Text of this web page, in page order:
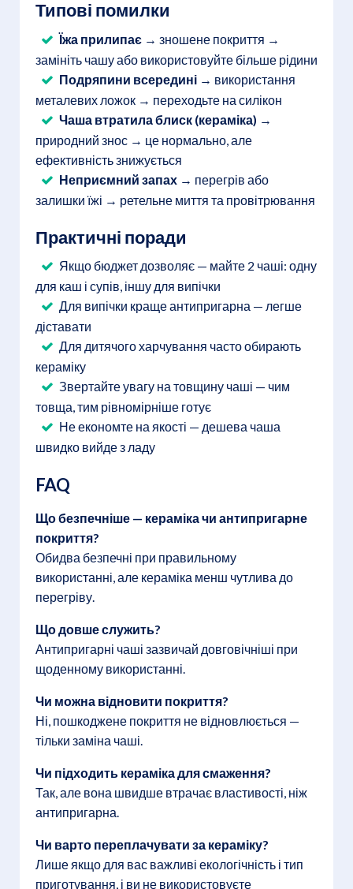
Типові помилки
Їжа прилипає → зношене покриття →
замініть чашу або використовуйте більше рідини
Подряпини всередині → використання
металевих ложок → переходьте на силікон
Чаша втратила блиск (кераміка) →
природний знос → це нормально, але
ефективність знижується
Неприємний запах → перегрів або
залишки їжі → ретельне миття та провітрювання
Практичні поради
Якщо бюджет дозволяє — майте 2 чаші: одну
для каш і супів, іншу для випічки
Для випічки краще антипригарна — легше
діставати
Для дитячого харчування часто обирають
кераміку
Звертайте увагу на товщину чаші — чим
товща, тим рівномірніше готує
Не економте на якості — дешева чаша
швидко вийде з ладу
FAQ
Що безпечніше — кераміка чи антипригарне
покриття?
Обидва безпечні при правильному
використанні, але кераміка менш чутлива до
перегріву.
Що довше служить?
Антипригарні чаші зазвичай довговічніші при
щоденному використанні.
Чи можна відновити покриття?
Ні, пошкоджене покриття не відновлюється —
тільки заміна чаші.
Чи підходить кераміка для смаження?
Так, але вона швидше втрачає властивості, ніж
антипригарна.
Чи варто переплачувати за кераміку?
Лише якщо для вас важливі екологічність і тип
приготування, і ви не використовуєте